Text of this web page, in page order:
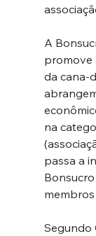
A
promove
da cana-
na
passa a
Segundo